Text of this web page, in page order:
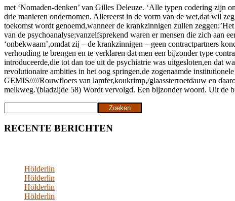
met ‘Nomaden-denken’ van Gilles Deleuze. ‘Alle typen codering zijn
drie manieren ondernomen. Allereerst in de vorm van de wet,dat wil
toekomst wordt genoemd,wanneer de krankzinnigen zullen
van de psychoanalyse;vanzelfsprekend waren er mensen die zich aan
‘onbekwaam’,omdat zij – de krankzinnigen – geen contractpartners
verhouding te brengen en te verklaren dat men een bijzonder type
introduceerde,die tot dan toe uit de psychiatrie was uitgesloten,en dat
revolutionaire ambities in het oog springen,de zogenaamde
GEMIS/////Rouwfloers van lamfer,koukrimp,/glaassterroetdauw en
melkweg.'(bladzijde 58) Wordt vervolgd. Een bijzonder woord. Uit de
Zoeken
RECENTE BERICHTEN
Hölderlin
Hölderlin
Hölderlin
Hölderlin